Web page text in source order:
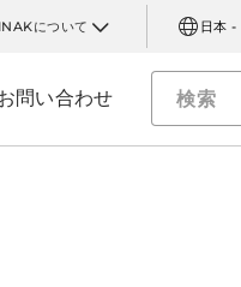
について 日本 -
問い合わせ